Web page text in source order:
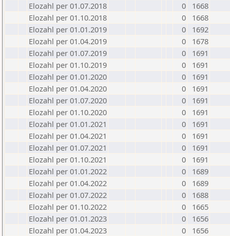
Elozahl per 01.07.2018
0
1668
Elozahl per 01.10.2018
0
1668
Elozahl per 01.01.2019
0
1692
Elozahl per 01.04.2019
0
1678
Elozahl per 01.07.2019
0
1691
Elozahl per 01.10.2019
0
1691
Elozahl per 01.01.2020
0
1691
Elozahl per 01.04.2020
0
1691
Elozahl per 01.07.2020
0
1691
Elozahl per 01.10.2020
0
1691
Elozahl per 01.01.2021
0
1691
Elozahl per 01.04.2021
0
1691
Elozahl per 01.07.2021
0
1691
Elozahl per 01.10.2021
0
1691
Elozahl per 01.01.2022
0
1689
Elozahl per 01.04.2022
0
1689
Elozahl per 01.07.2022
0
1688
Elozahl per 01.10.2022
0
1665
Elozahl per 01.01.2023
0
1656
Elozahl per 01.04.2023
0
1656